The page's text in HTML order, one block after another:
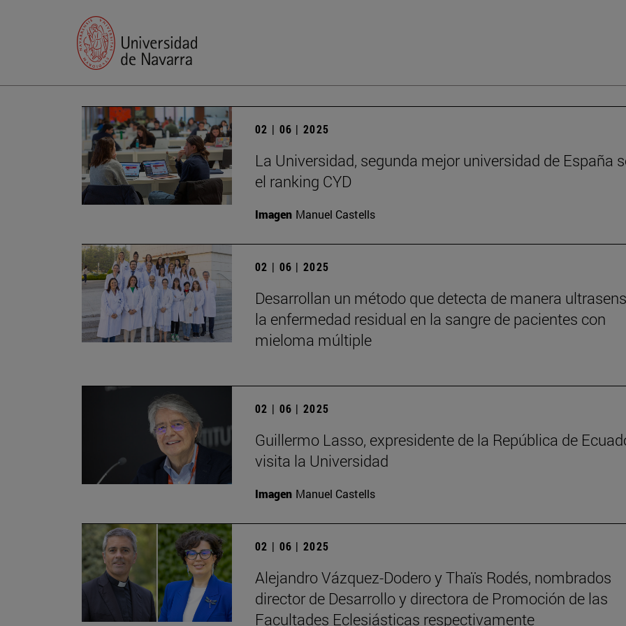
02 | 06 | 2025
La Universidad, segunda mejor universidad de España
el ranking CYD
Imagen Manuel Castells
02 | 06 | 2025
Desarrollan un método que detecta de manera
la enfermedad residual en la sangre de pacientes con
mieloma múltiple
02 | 06 | 2025
Guillermo Lasso, expresidente de la República de
visita la Universidad
Imagen Manuel Castells
02 | 06 | 2025
Alejandro Vázquez-Dodero y Thaïs Rodés, nombrados
director de Desarrollo y directora de Promoción de las
Facultades Eclesiásticas respectivamente